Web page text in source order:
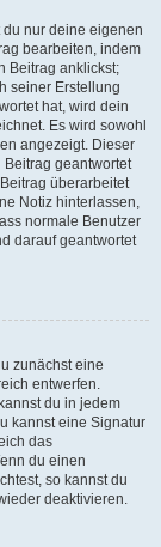
du nur deine eigenen
bearbeiten, indem
Beitrag anklickst;
seiner Erstellung
hat, wird dein
Es wird sowohl
angezeigt. Dieser
geantwortet
überarbeitet
Notiz hinterlassen,
normale Benutzer
darauf geantwortet
zunächst eine
entwerfen.
du in jedem
kannst eine Signatur
das
du einen
so kannst du
deaktivieren.